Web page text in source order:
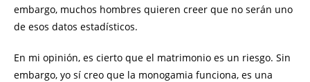
embargo, muchos hombres quieren creer que no serán uno
de esos datos estadísticos.
En mi opinión, es cierto que el matrimonio es un riesgo. Sin
embargo, yo sí creo que la monogamia funciona, es una